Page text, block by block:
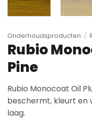
Onderhoudsproducten /
Rubio
Pine
Rubio Monocoat Oil
beschermt, kleurt en
laag.